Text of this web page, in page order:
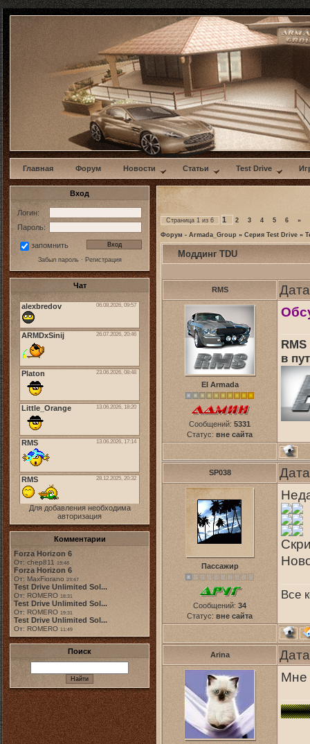
w
Главная Форум Новости Статьи Test Drive
Вход
Логин:
Пароль:
запомнить
Забыл пароль· Регистрация
Чат
Для добавления необходима
авторизация
Комментарии
Forza Horizon 6
От: chep811 19:48
Forza Horizon 6
От: MaxFiorano 23:47
Test Drive Unlimited Sol...
От: ROMERO 18:31
Test Drive Unlimited Sol...
От: ROMERO 19:31
Test Drive Unlimited Sol...
От: ROMERO 11:49
Поиск
Страница 1 из 6 1 2 3 4 5 6 »
Форум - Armada_Group » Серия Test Drive »
Моддинг TDU
RMS
El Armada
Сообщений: 5331
Статус: вне сайта
в
SP038
Пассажир
Сообщений: 34
Статус: вне сайта
Все
Arina
Мне